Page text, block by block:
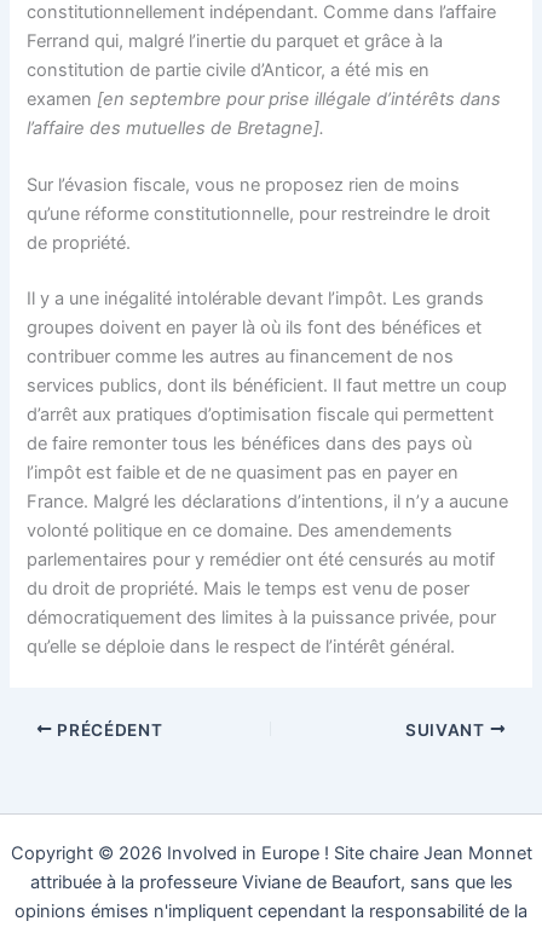
constitutionnellement indépendant. Comme dans l’affaire
Ferrand qui, malgré l’inertie du parquet et grâce à la
constitution de partie civile d’Anticor, a été mis en
examen [en septembre pour prise illégale d’intérêts dans
l’affaire des mutuelles de Bretagne].
Sur l’évasion fiscale, vous ne proposez rien de moins
qu’une réforme constitutionnelle, pour restreindre le droit
de propriété.
Il y a une inégalité intolérable devant l’impôt. Les grands
groupes doivent en payer là où ils font des bénéfices et
contribuer comme les autres au financement de nos
services publics, dont ils bénéficient. Il faut mettre un coup
d’arrêt aux pratiques d’optimisation fiscale qui permettent
de faire remonter tous les bénéfices dans des pays où
l’impôt est faible et de ne quasiment pas en payer en
France. Malgré les déclarations d’intentions, il n’y a aucune
volonté politique en ce domaine. Des amendements
parlementaires pour y remédier ont été censurés au motif
du droit de propriété. Mais le temps est venu de poser
démocratiquement des limites à la puissance privée, pour
qu’elle se déploie dans le respect de l’intérêt général.
PRÉCÉDENT SUIVANT
Copyright © 2026 Involved in Europe ! Site chaire Jean Monnet
attribuée à la professeure Viviane de Beaufort, sans que les
opinions émises n'impliquent cependant la responsabilité de la